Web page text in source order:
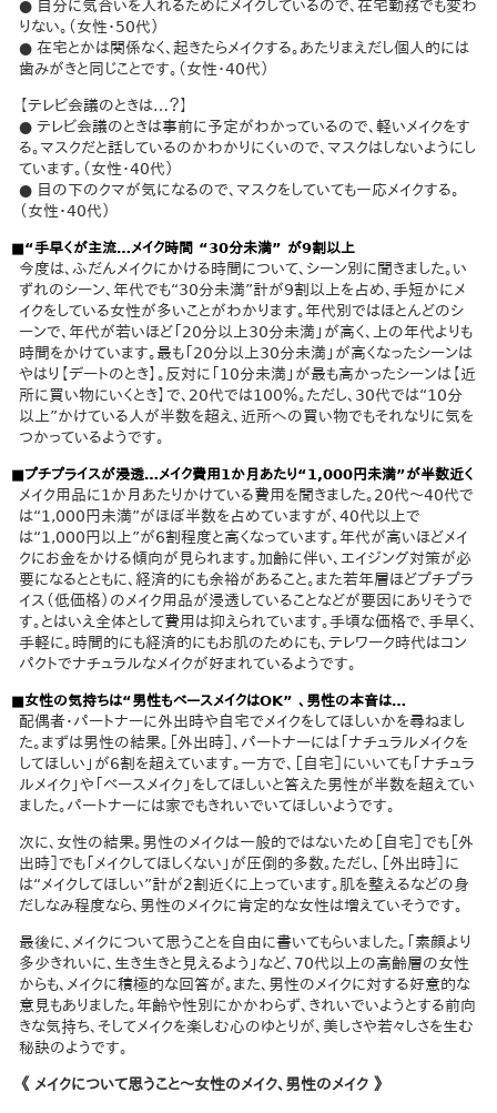
● 自分に気合いを入れるためにメイクしているので、在宅勤務でも変わ
りない。（女性・50代）
● 在宅とかは関係なく、起きたらメイクする。あたりまえだし個人的には
歯みがきと同じことです。（女性・40代）
【テレビ会議のときは…？】
● テレビ会議のときは事前に予定がわかっているので、軽いメイクをす
る。マスクだと話しているのかわかりにくいので、マスクはしないようにし
ています。（女性・40代）
● 目の下のクマが気になるので、マスクをしていても一応メイクする。
（女性・40代）
■“手早くが主流…メイク時間 “30分未満” が9割以上
今度は、ふだんメイクにかける時間について、シーン別に聞きました。い
ずれのシーン、年代でも“30分未満”計が9割以上を占め、手短かにメ
イクをしている女性が多いことがわかります。年代別ではほとんどのシ
ーンで、年代が若いほど「20分以上30分未満」が高く、上の年代よりも
時間をかけています。最も「20分以上30分未満」が高くなったシーンは
やはり【デートのとき】。反対に「10分未満」が最も高かったシーンは【近
所に買い物にいくとき】で、20代では100％。ただし、30代では“10分
以上”かけている人が半数を超え、近所への買い物でもそれなりに気を
つかっているようです。
■プチプライスが浸透…メイク費用1か月あたり“1,000円未満”が半数近く
メイク用品に1か月あたりかけている費用を聞きました。20代〜40代で
は“1,000円未満”がほぼ半数を占めていますが、40代以上で
は“1,000円以上”が6割程度と高くなっています。年代が高いほどメイ
クにお金をかける傾向が見られます。加齢に伴い、エイジング対策が必
要になるとともに、経済的にも余裕があること。また若年層ほどプチプラ
イス（低価格）のメイク用品が浸透していることなどが要因にありそうで
す。とはいえ全体として費用は抑えられています。手頃な価格で、手早く、
手軽に。時間的にも経済的にもお肌のためにも、テレワーク時代はコン
パクトでナチュラルなメイクが好まれているようです。
■女性の気持ちは“男性もベースメイクはOK” 、男性の本音は…
配偶者・パートナーに外出時や自宅でメイクをしてほしいかを尋ねまし
た。まずは男性の結果。［外出時］、パートナーには「ナチュラルメイクを
してほしい」が6割を超えています。一方で、［自宅］にいいても「ナチュラ
ルメイク」や「ベースメイク」をしてほしいと答えた男性が半数を超えてい
ました。パートナーには家でもきれいでいてほしいようです。
次に、女性の結果。男性のメイクは一般的ではないため［自宅］でも［外
出時］でも「メイクしてほしくない」が圧倒的多数。ただし、［外出時］に
は“メイクしてほしい”計が2割近くに上っています。肌を整えるなどの身
だしなみ程度なら、男性のメイクに肯定的な女性は増えていそうです。
最後に、メイクについて思うことを自由に書いてもらいました。「素顔より
多少きれいに、生き生きと見えるよう」など、70代以上の高齢層の女性
からも、メイクに積極的な回答が。また、男性のメイクに対する好意的な
意見もありました。年齢や性別にかかわらず、きれいでいようとする前向
きな気持ち、そしてメイクを楽しむ心のゆとりが、美しさや若々しさを生む
秘訣のようです。
《 メイクについて思うこと〜女性のメイク、男性のメイク 》